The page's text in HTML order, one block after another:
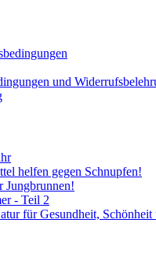
und
helfen gegen Schnupfen!
Jungbrunnen!
- Teil 2
für Gesundheit, Schönheit